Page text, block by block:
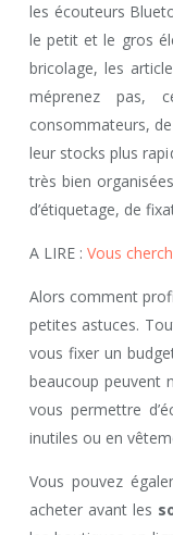
les écouteurs
le petit et le gros
bricolage, les
méprenez pas,
consommateurs,
leur stocks plus
très bien
d’étiquetage, de
A LIRE : Vous
Alors comment
petites astuces.
vous fixer un
beaucoup peuvent
vous permettre
inutiles ou en
Vous pouvez
acheter avant les